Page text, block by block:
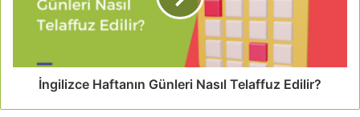
İngilizce Haftanın Günleri Nasıl Telaffuz Edilir?